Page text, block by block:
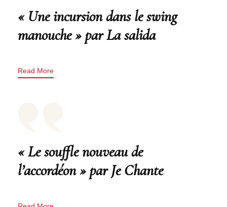
« Une incursion dans le swing
manouche » par La salida
Read More
« Le souffle nouveau de
l’accordéon » par Je Chante